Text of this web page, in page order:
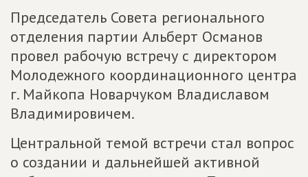
Председатель Совета регионального
отделения партии Альберт Османов
провел рабочую встречу с директором
Молодежного координационного центра
г. Майкопа Новарчуком Владиславом
Владимировичем.
Центральной темой встречи стал вопрос
о создании и дальнейшей активной